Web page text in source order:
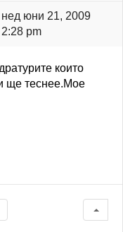
нед юни 21, 2009
2:28 pm
които
ще теснее.Мое